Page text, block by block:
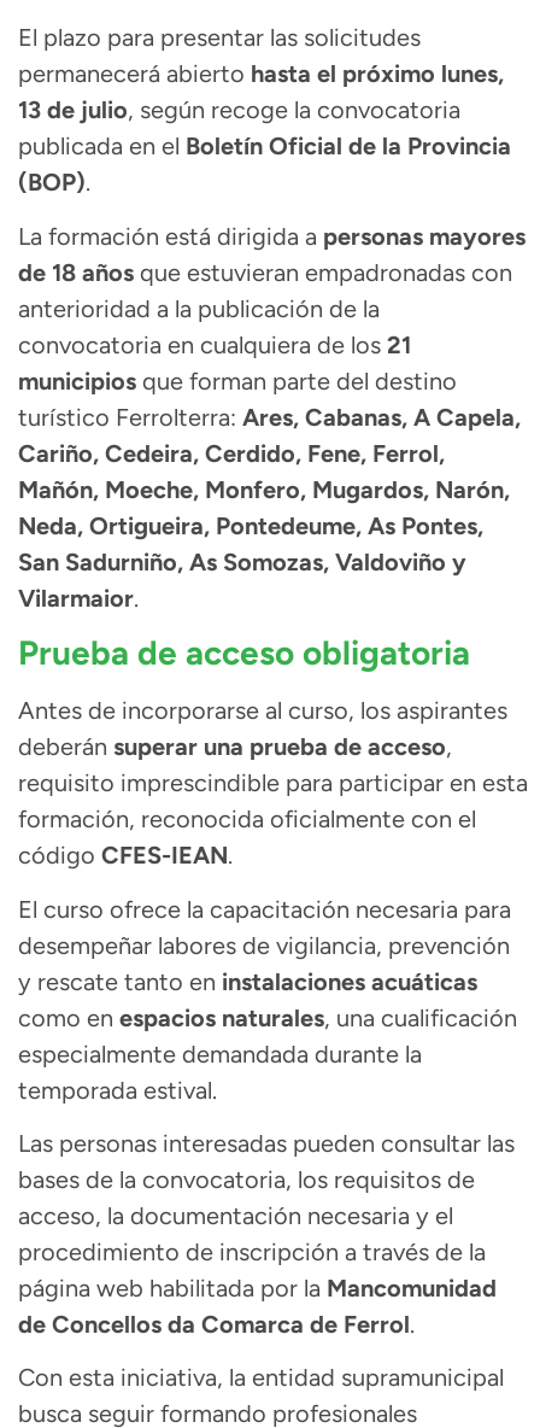
El plazo para presentar las solicitudes
permanecerá abierto hasta el próximo lunes,
13 de julio, según recoge la convocatoria
publicada en el Boletín Oficial de la Provincia
(BOP).
La formación está dirigida a personas mayores
de 18 años que estuvieran empadronadas con
anterioridad a la publicación de la
convocatoria en cualquiera de los 21
municipios que forman parte del destino
turístico Ferrolterra: Ares, Cabanas, A Capela,
Cariño, Cedeira, Cerdido, Fene, Ferrol,
Mañón, Moeche, Monfero, Mugardos, Narón,
Neda, Ortigueira, Pontedeume, As Pontes,
San Sadurniño, As Somozas, Valdoviño y
Vilarmaior.
Prueba de acceso obligatoria
Antes de incorporarse al curso, los aspirantes
deberán superar una prueba de acceso,
requisito imprescindible para participar en esta
formación, reconocida oficialmente con el
código CFES-IEAN.
El curso ofrece la capacitación necesaria para
desempeñar labores de vigilancia, prevención
y rescate tanto en instalaciones acuáticas
como en espacios naturales, una cualificación
especialmente demandada durante la
temporada estival.
Las personas interesadas pueden consultar las
bases de la convocatoria, los requisitos de
acceso, la documentación necesaria y el
procedimiento de inscripción a través de la
página web habilitada por la Mancomunidad
de Concellos da Comarca de Ferrol.
Con esta iniciativa, la entidad supramunicipal
busca seguir formando profesionales